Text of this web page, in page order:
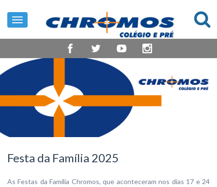
Toggle
navigation
Festa da Família 2025
As Festas da Família Chromos, que aconteceram nos dias 17 e 24